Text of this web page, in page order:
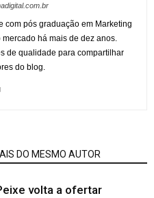
com pós graduação em Marketing
mercado há mais de dez anos.
de qualidade para compartilhar
do blog.
DO MESMO AUTOR
volta a ofertar